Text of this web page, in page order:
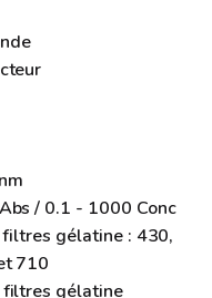
/ 0.1 - 1000 Conc
gélatine : 430,
710
filtres gélatine